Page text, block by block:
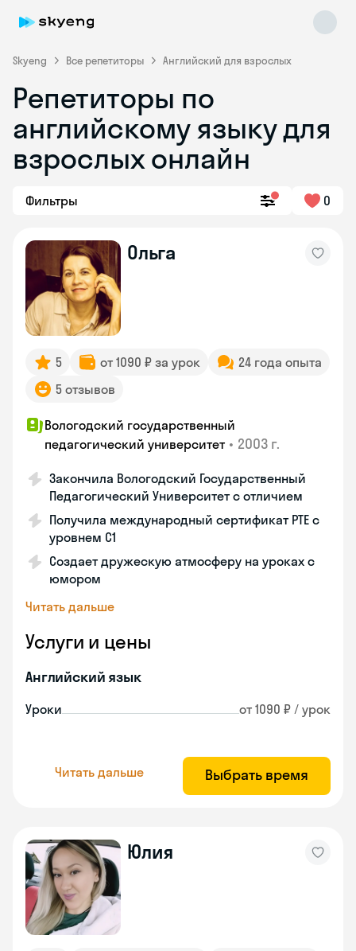
Skyeng Все репетиторы Английский для взрослых
Репетиторы по
английскому языку для
взрослых онлайн
Фильтры 0
Ольга
5 от 1090 ₽ за урок
24 года опыта
5 отзывов
Вологодский государственный
педагогический университет • 2003 г.
Закончила Вологодский Государственный
Педагогический Университет с отличием
Получила международный сертификат PTE с
уровнем C1
Создает дружескую атмосферу на уроках с
юмором
Читать дальше
Услуги и цены
Английский язык
Уроки от 1090 ₽ / урок
Читать дальше Выбрать время
Юлия
Skyeng Chat